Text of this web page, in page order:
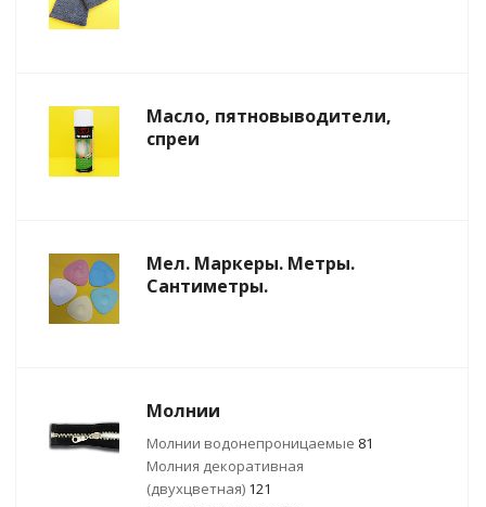
Масло, пятновыводители,
спреи
Мел. Маркеры. Метры.
Сантиметры.
Молнии
Молнии водонепроницаемые 81
Молния декоративная
(двухцветная) 121